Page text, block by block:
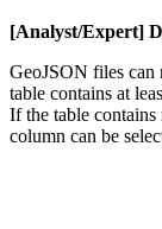
[Analyst/Expert]
GeoJSON files can
table contains at
If the table
column can be